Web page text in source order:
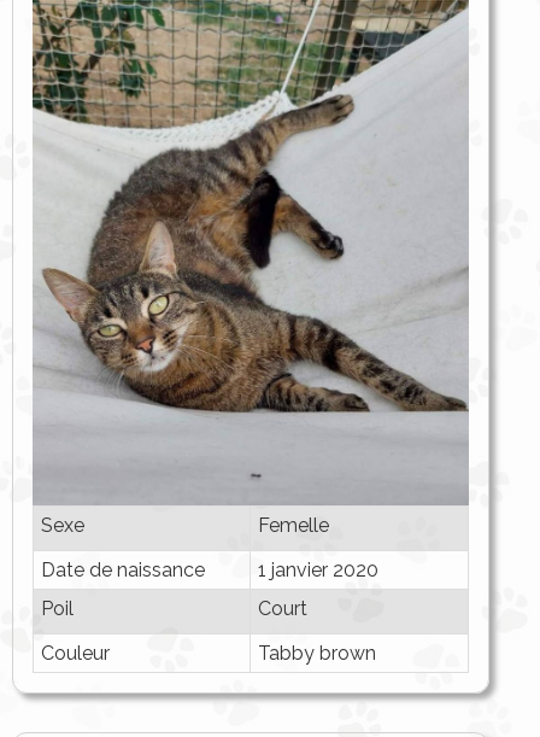
Sexe
Femelle
Date de naissance
1 janvier 2020
Poil
Court
Couleur
Tabby brown